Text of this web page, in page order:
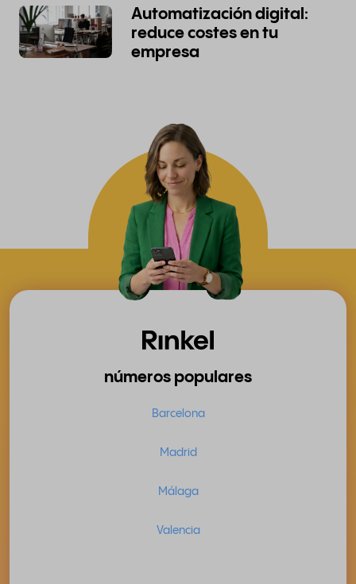
Automatización digital:
reduce costes en tu
empresa
números populares
Barcelona
Madrid
Málaga
Valencia